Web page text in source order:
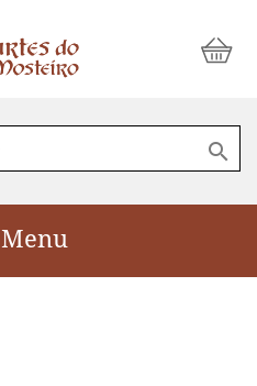

Menu